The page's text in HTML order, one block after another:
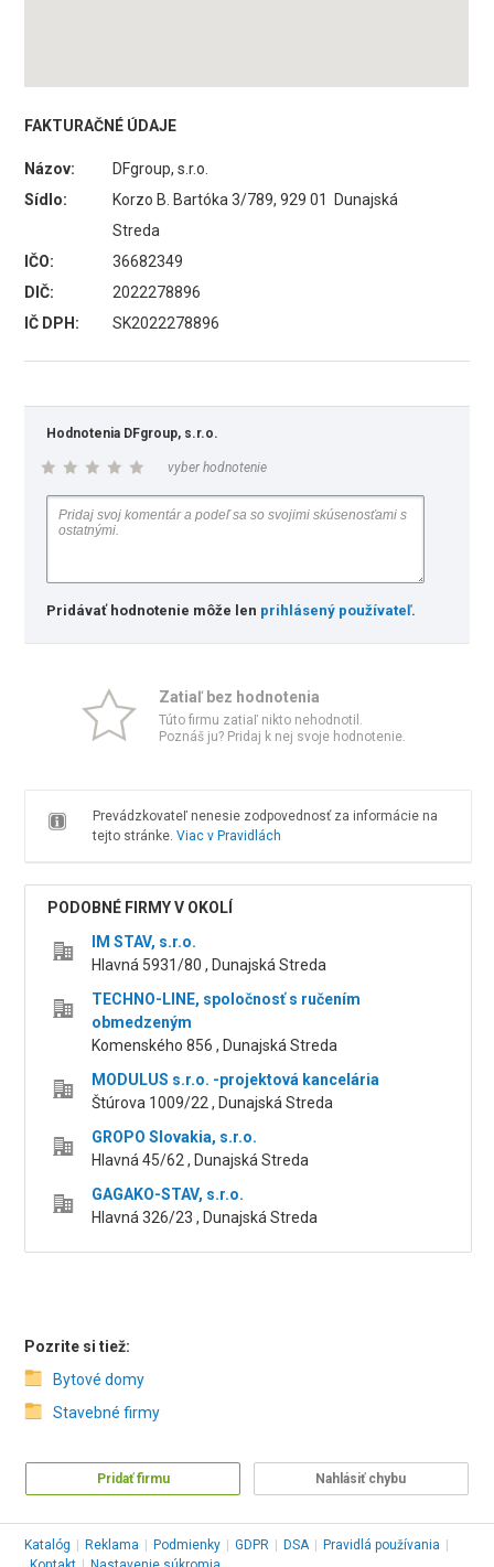
FAKTURAČNÉ ÚDAJE
Názov:
DFgroup, s.r.o.
Sídlo:
Korzo B. Bartóka 3/789, 929 01 Dunajská
Streda
IČO:
36682349
DIČ:
2022278896
IČ DPH:
SK2022278896
Hodnotenia DFgroup, s.r.o.
vyber hodnotenie
Pridávať hodnotenie môže len prihlásený používateľ.
Zatiaľ bez hodnotenia
Túto firmu zatiaľ nikto nehodnotil.
Poznáš ju? Pridaj k nej svoje hodnotenie.
Prevádzkovateľ nenesie zodpovednosť za informácie na
tejto stránke. Viac v Pravidlách
PODOBNÉ FIRMY V OKOLÍ
IM STAV, s.r.o.
Hlavná 5931/80 , Dunajská Streda
TECHNO-LINE, spoločnosť s ručením
obmedzeným
Komenského 856 , Dunajská Streda
MODULUS s.r.o. -projektová kancelária
Štúrova 1009/22 , Dunajská Streda
GROPO Slovakia, s.r.o.
Hlavná 45/62 , Dunajská Streda
GAGAKO-STAV, s.r.o.
Hlavná 326/23 , Dunajská Streda
Pozrite si tiež:
Bytové domy
Stavebné firmy
Pridať firmu Nahlásiť chybu
Katalóg Reklama Podmienky GDPR DSA Pravidlá používania